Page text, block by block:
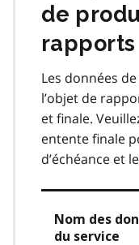
de
rapports
Les données
l’objet de
et finale.
entente finale
d’échéance et
Nom des
du service